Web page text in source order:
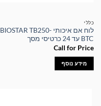
כללי
לוח אם איכותי BIOSTAR TB250-
BTC עד 24 כרטיסי מסך
Call for Price
מידע נוסף